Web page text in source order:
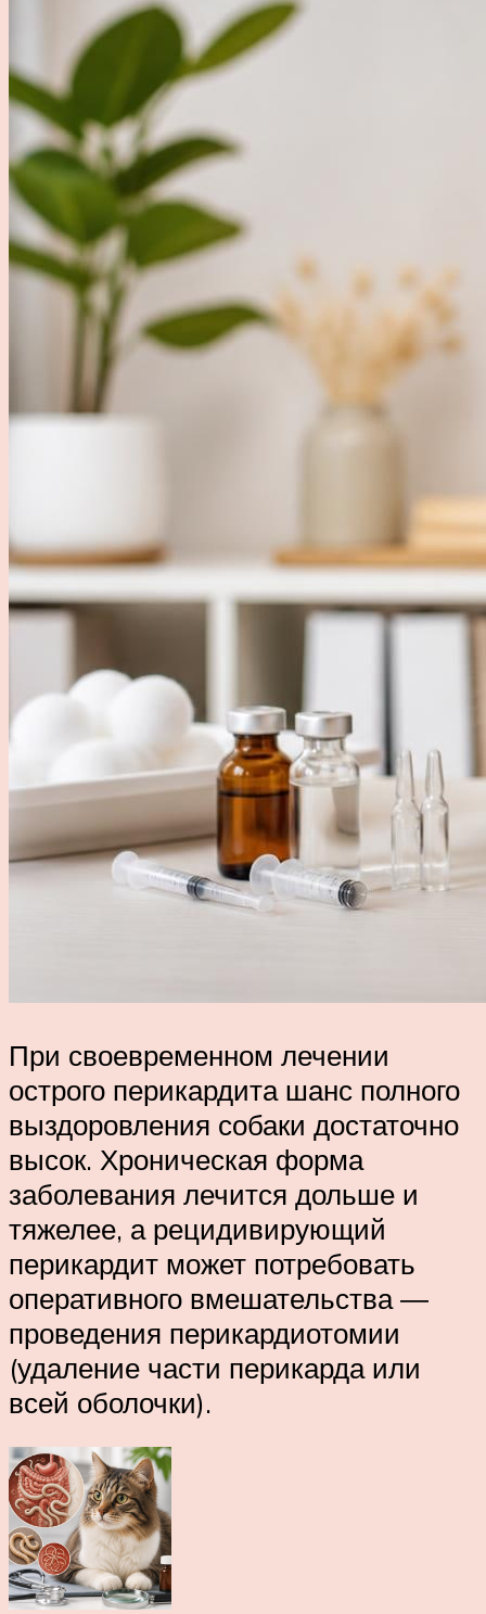
При своевременном лечении
острого перикардита шанс полного
выздоровления собаки достаточно
высок. Хроническая форма
заболевания лечится дольше и
тяжелее, а рецидивирующий
перикардит может потребовать
оперативного вмешательства ―
проведения перикардиотомии
(удаление части перикарда или
всей оболочки).